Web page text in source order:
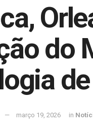
do
março 19, 2026 in